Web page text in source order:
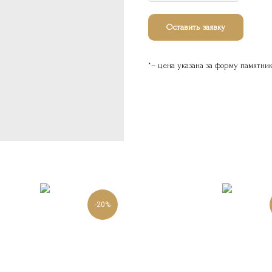
Оставить заявку
*– цена указана за форму
-20%